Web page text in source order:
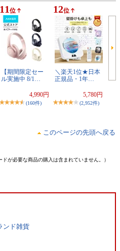
11 位
【期間限定セー
ル実施中 8/1…
4,990円
(160件)
12位
＼楽天1位★日本
正規品・1年…
5,780円
(2,952件)
このページの先頭へ戻る
が必要な商品の購入は含まれていません。）
ンド雑貨